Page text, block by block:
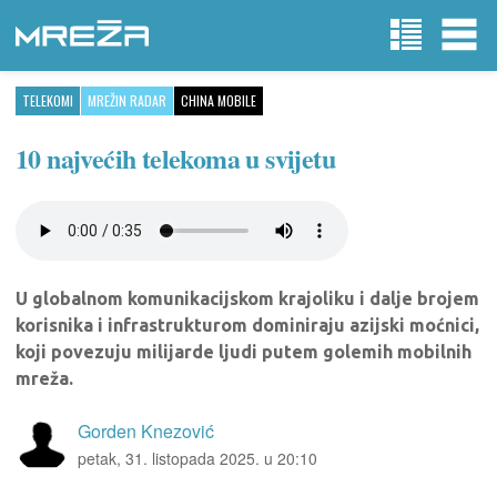
TELEKOMI MREŽIN RADAR CHINA MOBILE
10 najvećih telekoma u svijetu
U globalnom komunikacijskom krajoliku i dalje brojem
korisnika i infrastrukturom dominiraju azijski moćnici,
koji povezuju milijarde ljudi putem golemih mobilnih
mreža.
Gorden Knezović
petak, 31. listopada 2025. u 20:10